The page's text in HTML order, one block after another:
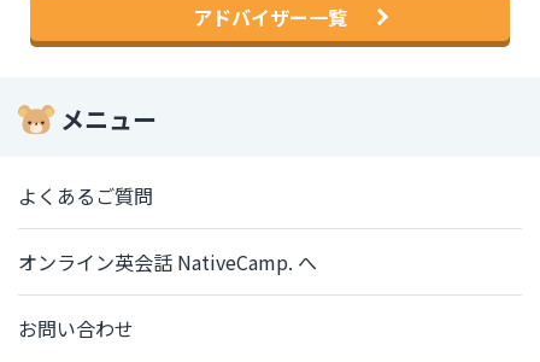
アドバイザー一覧
メニュー
よくあるご質問
オンライン英会話 NativeCamp. へ
お問い合わせ